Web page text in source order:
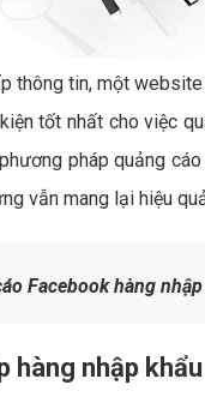
thông tin, một
tốt nhất cho việc
pháp quảng
vẫn mang lại hiệu
Facebook hàng
hàng nhập